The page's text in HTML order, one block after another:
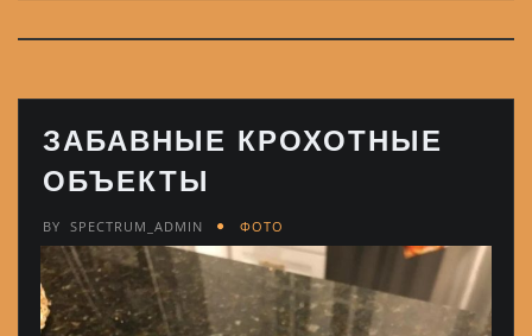
ЗАБАВНЫЕ КРОХОТНЫЕ
ОБЪЕКТЫ
BY SPECTRUM_ADMIN ФОТО